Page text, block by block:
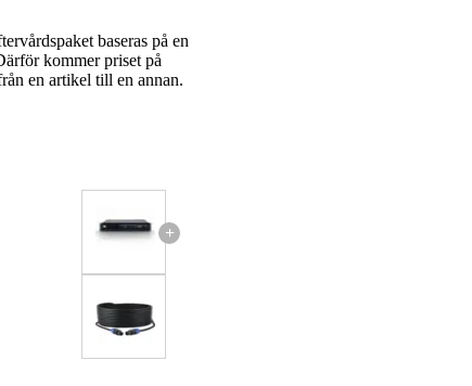
baseras på en
kommer priset på
en artikel till en annan.
+